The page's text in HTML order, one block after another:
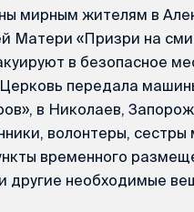
мирным жителям в
Матери «Призри на
в безопасное
передала
в Николаев,
волонтеры, сестры
временного
другие необходимые